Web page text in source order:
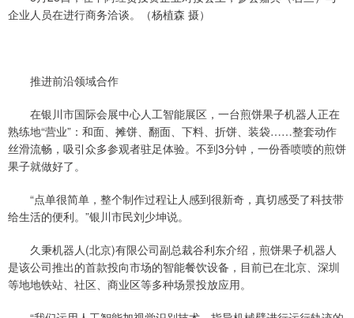
企业人员在进行商务洽谈。（杨植森 摄）
推进前沿领域合作
在银川市国际会展中心人工智能展区，一台煎饼果子机器人正在
熟练地“营业”：和面、摊饼、翻面、下料、折饼、装袋……整套动作
丝滑流畅，吸引众多参观者驻足体验。不到3分钟，一份香喷喷的煎饼
果子就做好了。
“点单很简单，整个制作过程让人感到很新奇，真切感受了科技带
给生活的便利。”银川市民刘少坤说。
久秉机器人(北京)有限公司副总裁谷利东介绍，煎饼果子机器人
是该公司推出的首款投向市场的智能餐饮设备，目前已在北京、深圳
等地地铁站、社区、商业区等多种场景投放应用。